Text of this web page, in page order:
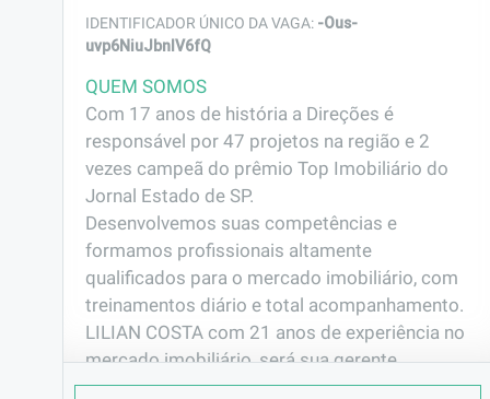
IDENTIFICADOR ÚNICO DA VAGA: -Ous-
uvp6NiuJbnIV6fQ
QUEM SOMOS
Com 17 anos de história a Direções é
responsável por 47 projetos na região e 2
vezes campeã do prêmio Top Imobiliário do
Jornal Estado de SP.
Desenvolvemos suas competências e
formamos profissionais altamente
qualificados para o mercado imobiliário, com
treinamentos diário e total acompanhamento.
LILIAN COSTA com 21 anos de experiência no
mercado imobiliário, será sua gerente
dedicada e te ensinará e auxiliará nas